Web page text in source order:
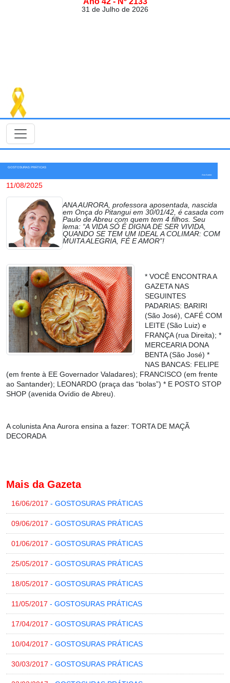
31 de Julho de 2026
GOSTOSURAS PRÁTICAS
Ana Aurora
11/08/2025
ANA AURORA, professora aposentada, nascida
em Onça do Pitangui em 30/01/42, é casada com
Paulo de Abreu com quem tem 4 filhos. Seu
lema: “A VIDA SÓ É DIGNA DE SER VIVIDA,
QUANDO SE TEM UM IDEAL A COLIMAR: COM
MUITA ALEGRIA, FÉ E AMOR”!
* VOCÊ ENCONTRA A
GAZETA NAS
SEGUINTES
PADARIAS: BARIRI
(São José), CAFÉ COM
LEITE (São Luiz) e
FRANÇA (rua Direita); *
MERCEARIA DONA
BENTA (São José) *
NAS BANCAS: FELIPE
(em frente à EE Governador Valadares); FRANCISCO (em frente
ao Santander); LEONARDO (praça das “bolas”) * E POSTO STOP
SHOP (avenida Ovídio de Abreu).
A colunista Ana Aurora ensina a fazer: TORTA DE MAÇÃ
DECORADA
Mais da Gazeta
16/06/2017 - GOSTOSURAS PRÁTICAS
09/06/2017 - GOSTOSURAS PRÁTICAS
01/06/2017 - GOSTOSURAS PRÁTICAS
25/05/2017 - GOSTOSURAS PRÁTICAS
18/05/2017 - GOSTOSURAS PRÁTICAS
11/05/2017 - GOSTOSURAS PRÁTICAS
17/04/2017 - GOSTOSURAS PRÁTICAS
10/04/2017 - GOSTOSURAS PRÁTICAS
30/03/2017 - GOSTOSURAS PRÁTICAS